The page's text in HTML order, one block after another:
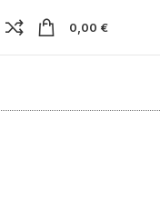
0,00 €